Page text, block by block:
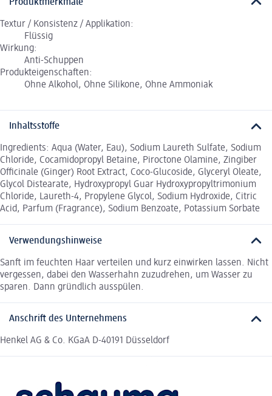
Produktmerkmale
Textur / Konsistenz / Applikation:
Flüssig
Wirkung:
Anti-Schuppen
Produkteigenschaften:
Ohne Alkohol, Ohne Silikone, Ohne Ammoniak
Inhaltsstoffe
Ingredients: Aqua (Water, Eau), Sodium Laureth Sulfate, Sodium
Chloride, Cocamidopropyl Betaine, Piroctone Olamine, Zingiber
Officinale (Ginger) Root Extract, Coco-Glucoside, Glyceryl Oleate,
Glycol Distearate, Hydroxypropyl Guar Hydroxypropyltrimonium
Chloride, Laureth-4, Propylene Glycol, Sodium Hydroxide, Citric
Acid, Parfum (Fragrance), Sodium Benzoate, Potassium Sorbate
Verwendungshinweise
Sanft im feuchten Haar verteilen und kurz einwirken lassen. Nicht
vergessen, dabei den Wasserhahn zuzudrehen, um Wasser zu
sparen. Dann gründlich ausspülen.
Anschrift des Unternehmens
Henkel AG & Co. KGaA D-40191 Düsseldorf